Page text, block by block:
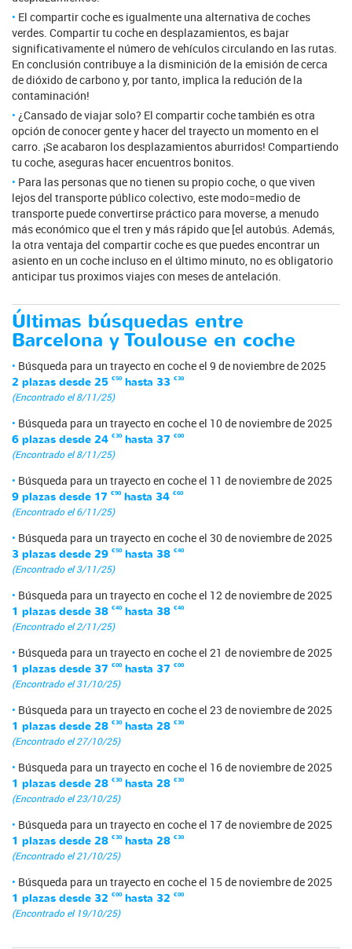
El compartir coche es igualmente una alternativa de coches
verdes. Compartir tu coche en desplazamientos, es bajar
significativamente el número de vehículos circulando en las rutas.
En conclusión contribuye a la disminición de la emisión de cerca
de dióxido de carbono y, por tanto, implica la redución de la
contaminación!
¿Cansado de viajar solo? El compartir coche también es otra
opción de conocer gente y hacer del trayecto un momento en el
carro. ¡Se acabaron los desplazamientos aburridos! Compartiendo
tu coche, aseguras hacer encuentros bonitos.
Para las personas que no tienen su propio coche, o que viven
lejos del transporte público colectivo, este modo=medio de
transporte puede convertirse práctico para moverse, a menudo
más económico que el tren y más rápido que [el autobús. Además,
la otra ventaja del compartir coche es que puedes encontrar un
asiento en un coche incluso en el último minuto, no es obligatorio
anticipar tus proximos viajes con meses de antelación.
Últimas búsquedas entre
Barcelona y Toulouse en coche
Búsqueda para un trayecto en coche el 9 de noviembre de 2025
2 plazas desde 25 €50hasta 33 €30
(Encontrado el 8/11/25)
Búsqueda para un trayecto en coche el 10 de noviembre de 2025
6 plazas desde 24 €30hasta 37 €00
(Encontrado el 8/11/25)
Búsqueda para un trayecto en coche el 11 de noviembre de 2025
9 plazas desde 17 €90hasta 34 €60
(Encontrado el 6/11/25)
Búsqueda para un trayecto en coche el 30 de noviembre de 2025
3 plazas desde 29 €50hasta 38 €40
(Encontrado el 3/11/25)
Búsqueda para un trayecto en coche el 12 de noviembre de 2025
1 plazas desde 38 €40hasta 38 €40
(Encontrado el 2/11/25)
Búsqueda para un trayecto en coche el 21 de noviembre de 2025
1 plazas desde 37 €00hasta 37 €00
(Encontrado el 31/10/25)
Búsqueda para un trayecto en coche el 23 de noviembre de 2025
1 plazas desde 28 €30hasta 28 €30
(Encontrado el 27/10/25)
Búsqueda para un trayecto en coche el 16 de noviembre de 2025
1 plazas desde 28 €30hasta 28 €30
(Encontrado el 23/10/25)
Búsqueda para un trayecto en coche el 17 de noviembre de 2025
1 plazas desde 28 €30hasta 28 €30
(Encontrado el 21/10/25)
Búsqueda para un trayecto en coche el 15 de noviembre de 2025
1 plazas desde 32 €00hasta 32 €00
(Encontrado el 19/10/25)